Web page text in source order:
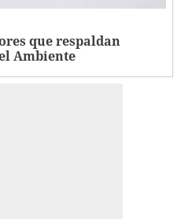
que respaldan
Ambiente